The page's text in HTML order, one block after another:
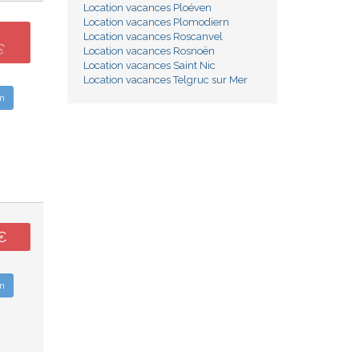
Location vacances Ploéven
Location vacances Plomodiern
Location vacances Roscanvel
Location vacances Rosnoën
Location vacances Saint Nic
Location vacances Telgruc sur Mer